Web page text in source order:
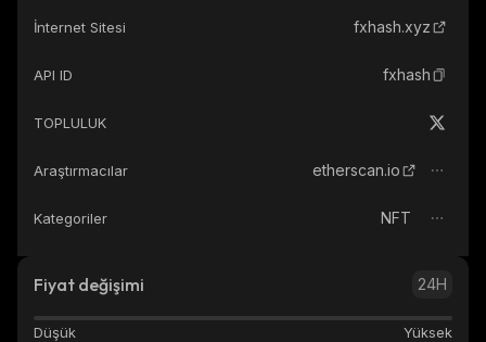
İnternet Sitesi fxhash.xyz
API ID fxhash
TOPLULUK
Araştırmacılar etherscan.io
Kategoriler NFT
Fiyat değişimi 24H
Düşük Yüksek